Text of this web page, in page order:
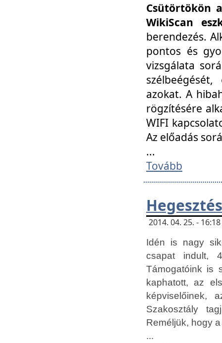
Csütörtökön
WikiScan
berendezés.
pontos és
vizsgálata
azokat. A
rögzítésére
WIFI
Az előadás
...
Tovább
2014. 04. 25. -
Idén is nagy
csapat indult,
Támogatóink is
kaphatott, az
képviselőinek,
Szakosztály
Reméljük, hogy
...